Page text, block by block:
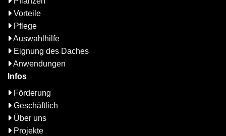
Vorteile
Pflege
Auswahlhilfe
Eignung des Daches
Anwendungen
Infos
Förderung
Geschäftlich
Über uns
Projekte